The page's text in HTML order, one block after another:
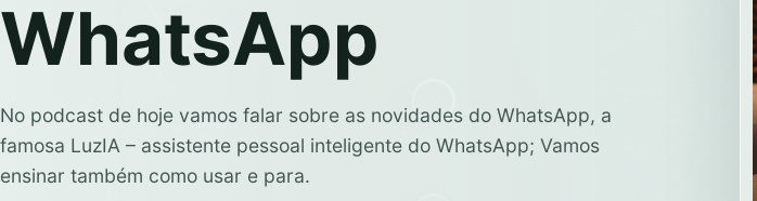
WhatsApp
No podcast de hoje vamos falar sobre as novidades do WhatsApp, a
famosa LuzIA – assistente pessoal inteligente do WhatsApp; Vamos
ensinar também como usar e para.